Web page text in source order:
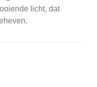
licht, dat